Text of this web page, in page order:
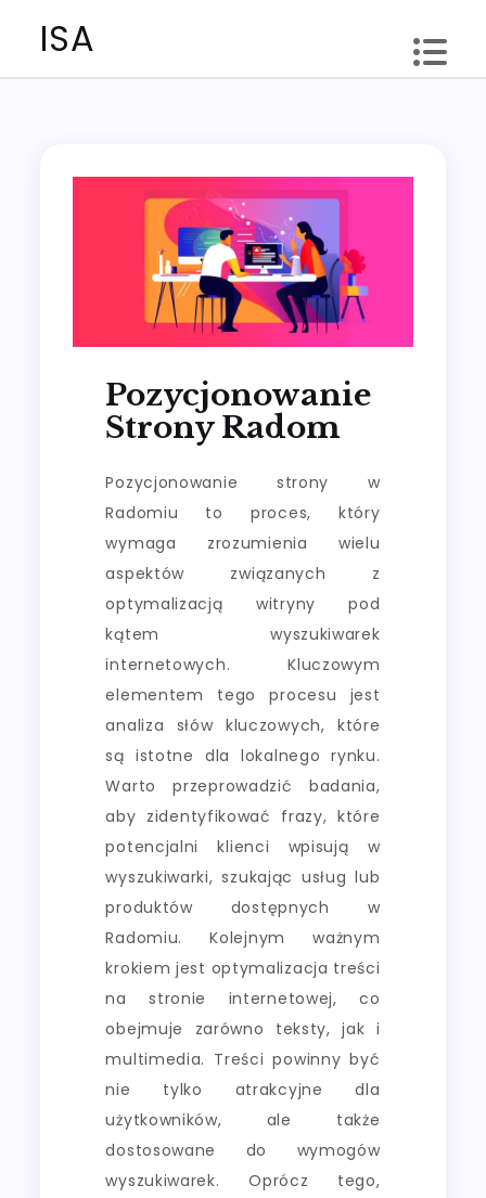
ISA
Pozycjonowanie
Strony Radom
Pozycjonowanie strony w
Radomiu to proces, który
wymaga zrozumienia wielu
aspektów związanych z
optymalizacją witryny pod
kątem wyszukiwarek
internetowych. Kluczowym
elementem tego procesu jest
analiza słów kluczowych, które
są istotne dla lokalnego rynku.
Warto przeprowadzić badania,
aby zidentyfikować frazy, które
potencjalni klienci wpisują w
wyszukiwarki, szukając usług lub
produktów dostępnych w
Radomiu. Kolejnym ważnym
krokiem jest optymalizacja treści
na stronie internetowej, co
obejmuje zarówno teksty, jak i
multimedia. Treści powinny być
nie tylko atrakcyjne dla
użytkowników, ale także
dostosowane do wymogów
wyszukiwarek. Oprócz tego,